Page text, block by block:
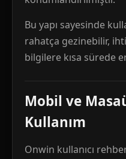
Bu yapı sayesinde
rahatça gezinebilir,
bilgilere kısa sürede
Mobil ve
Kullanım
Onwin kullanıcı